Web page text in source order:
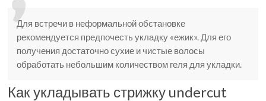
Для встречи в неформальной обстановке
рекомендуется предпочесть укладку «ежик». Для его
получения достаточно сухие и чистые волосы
обработать небольшим количеством геля для укладки.
Как укладывать стрижку undercut